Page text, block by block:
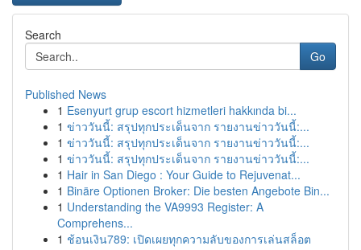
Search
Go
Published News
1 Esenyurt grup escort hizmetleri hakkında bi...
1 ข่าววันนี้: สรุปทุกประเด็นจาก รายงานข่าววันนี้:...
1 ข่าววันนี้: สรุปทุกประเด็นจาก รายงานข่าววันนี้:...
1 ข่าววันนี้: สรุปทุกประเด็นจาก รายงานข่าววันนี้:...
1 Hair in San Diego : Your Guide to Rejuvenat...
1 Binäre Optionen Broker: Die besten Angebote Bin...
1 Understanding the VA9993 Register: A
Comprehens...
1 ช้อนเงิน789: เปิดเผยทุกความลับของการเล่นสล็อต